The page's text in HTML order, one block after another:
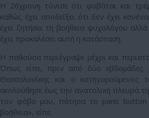
Η 26χρονη τόνισε ότι φοβάται και
καθώς έχει αποδείξει ότι δεν έχει
έχει ζητήσει τη βοήθεια ψυχολόγου
έχει προκαλέσει αυτή η κατάσταση.
Η παθούσα περιέγραψε μέχρι και
Όπως είπε, πριν από δύο εβδομάδες
Θεσσαλονίκης και ο κατηγορούμενος
ακολούθησε έως την ανατολική πλευρά
τον φόβο μου, πάτησα το panic button
βοήθεια», είπε.